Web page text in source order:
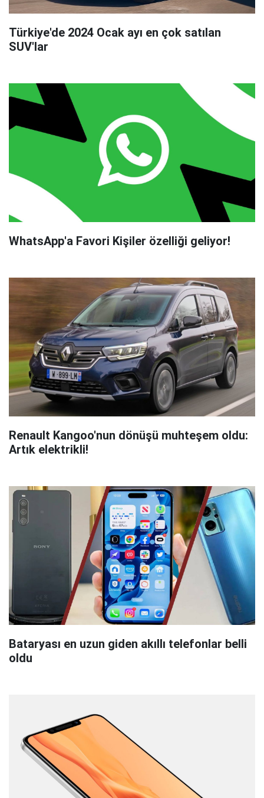
Türkiye'de 2024 Ocak ayı en çok satılan
SUV'lar
WhatsApp'a Favori Kişiler özelliği geliyor!
Renault Kangoo'nun dönüşü muhteşem oldu:
Artık elektrikli!
Bataryası en uzun giden akıllı telefonlar belli
oldu